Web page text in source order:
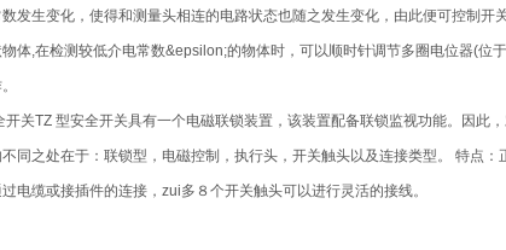
发生变化，使得和测量头相连的电路状态也随之发生变化，由此便可控制
体,在检测较低介电常数&epsilon;的物体时，可以顺时针调节多圈电位器(
开关TZ 型安全开关具有一个电磁联锁装置，该装置配备联锁监视功能。因此
同之处在于：联锁型，电磁控制，执行头，开关触头以及连接类型。 特点
电缆或接插件的连接，zui多８个开关触头可以进行灵活的接线。